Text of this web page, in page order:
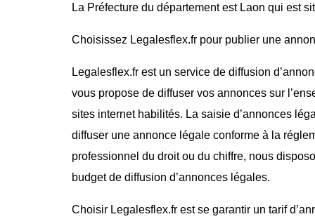
La Préfecture du département est Laon qui est
Choisissez Legalesflex.fr pour publier une
Legalesflex.fr est un service de diffusion
vous propose de diffuser vos annonces sur
sites internet habilités. La saisie d’annonces
diffuser une annonce légale conforme à la
professionnel du droit ou du chiffre, nous
budget de diffusion d’annonces légales.
Choisir Legalesflex.fr est se garantir un tarif